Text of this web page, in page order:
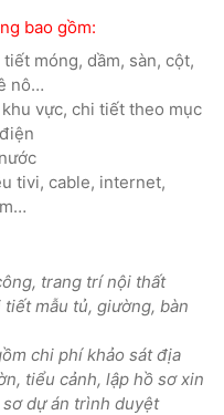
bao gồm:
móng, dầm, sàn, cột,
nô…
vực, chi tiết theo mục
tivi, cable, internet,
trang trí nội thất
mẫu tủ, giường, bàn
chi phí khảo sát địa
tiểu cảnh, lập hồ sơ xin
dự án trình duyệt